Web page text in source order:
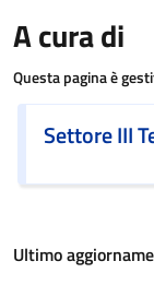
A cura di
Questa pagina è
Settore III
Ultimo